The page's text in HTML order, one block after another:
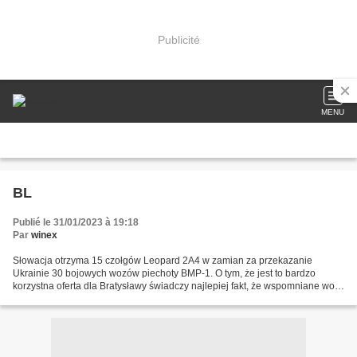
Publicité
MENU
BL
Publié le 31/01/2023 à 19:18
Par winex
Słowacja otrzyma 15 czołgów Leopard 2A4 w zamian za przekazanie
Ukrainie 30 bojowych wozów piechoty BMP-1. O tym, że jest to bardzo
korzystna oferta dla Bratysławy świadczy najlepiej fakt, że wspomniane wozy